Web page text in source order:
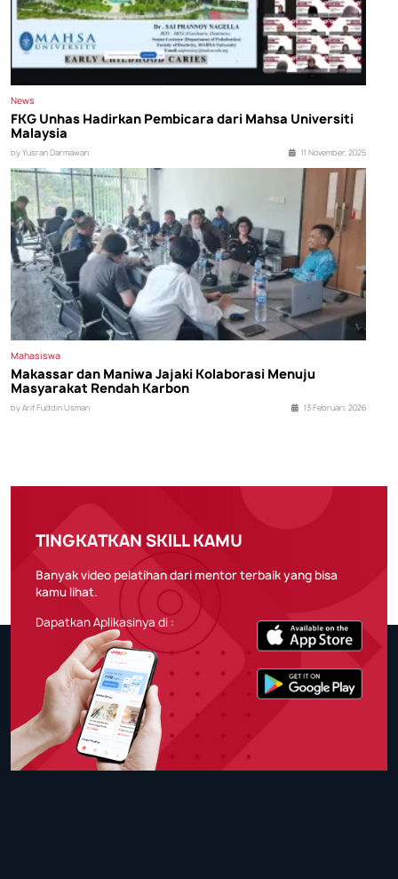
News
FKG Unhas Hadirkan Pembicara dari Mahsa Universiti
Malaysia
by Yusran Darmawan 11 November, 2025
Mahasiswa
Makassar dan Maniwa Jajaki Kolaborasi Menuju
Masyarakat Rendah Karbon
by Arif Fuddin Usman 13 Februari, 2026
TINGKATKAN SKILL KAMU
Banyak video pelatihan dari mentor terbaik yang bisa
kamu lihat.
Dapatkan Aplikasinya di :